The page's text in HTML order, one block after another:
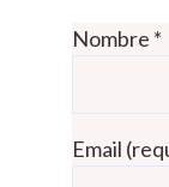
Nombre *
Email